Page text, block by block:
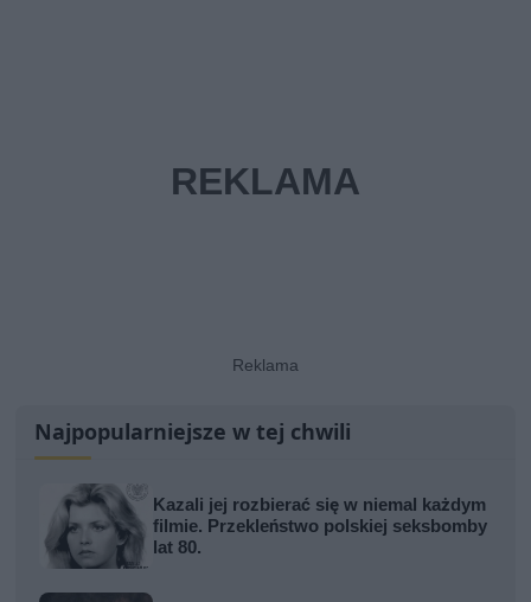
Najpopularniejsze w tej chwili
Kazali jej rozbierać się w niemal każdym
filmie. Przekleństwo polskiej seksbomby
lat 80.